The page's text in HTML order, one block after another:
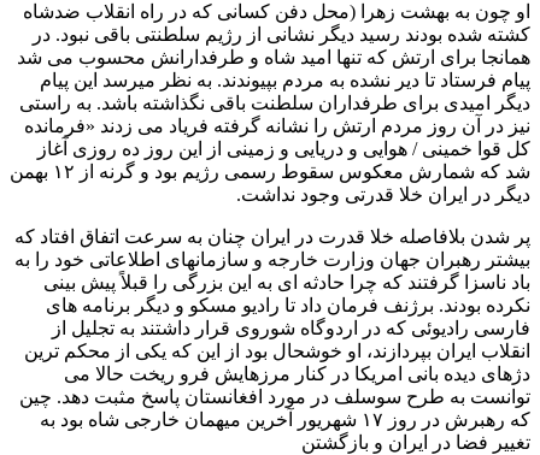
او چون به بهشت زهرا (محل دفن کسانی که در راه انقلاب ضدشاه
کشته شده بودند رسید دیگر نشانی از رژیم سلطنتی باقی نبود. در
همانجا برای ارتش که تنها امید شاه و طرفدارانش محسوب می شد
پیام فرستاد تا دیر نشده به مردم بپیوندند. به نظر میرسد این پیام
دیگر امیدی برای طرفداران سلطنت باقی نگذاشته باشد. به راستی
نیز در آن روز مردم ارتش را نشانه گرفته فریاد می زدند «فرمانده
کل قوا خمینی / هوایی و دریایی و زمینی از این روز ده روزی آغاز
شد که شمارش معکوس سقوط رسمی رژیم بود و گرنه از ۱۲ بهمن
دیگر در ایران خلا قدرتی وجود نداشت.
پر شدن بلافاصله خلا قدرت در ایران چنان به سرعت اتفاق افتاد که
بیشتر رهبران جهان وزارت خارجه و سازمانهای اطلاعاتی خود را به
باد ناسزا گرفتند که چرا حادثه ای به این بزرگی را قبلاً پیش بینی
نکرده بودند. برژنف فرمان داد تا رادیو مسکو و دیگر برنامه های
فارسی رادیوئی که در اردوگاه شوروی قرار داشتند به تجلیل از
انقلاب ایران بپردازند، او خوشحال بود از این که یکی از محکم ترین
دژهای دیده بانی امریکا در کنار مرزهایش فرو ریخت حالا می
توانست به طرح سوسلف در مورد افغانستان پاسخ مثبت دهد. چین
که رهبرش در روز ۱۷ شهریور آخرین میهمان خارجی شاه بود به
تغییر فضا در ایران و بازگشتن